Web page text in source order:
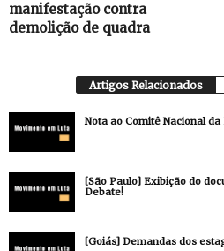
manifestação contra
demolição de quadra
Artigos Relacionados
Nota ao Comitê Nacional da
[São Paulo] Exibição do
Debate!
[Goiás] Demandas dos